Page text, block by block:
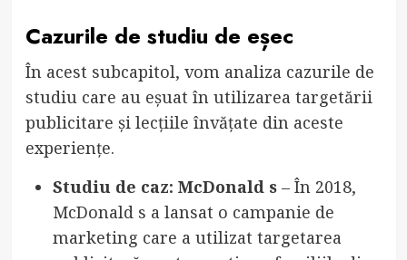
Cazurile de studiu de eșec
În acest subcapitol, vom analiza cazurile de
studiu care au eșuat în utilizarea targetării
publicitare și lecțiile învățate din aceste
experiențe.
Studiu de caz: McDonald s– În 2018,
McDonald s a lansat o campanie de
marketing care a utilizat targetarea